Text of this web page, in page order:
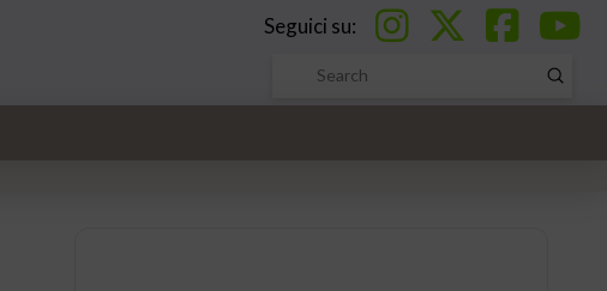
Seguici su:
Search
Submit